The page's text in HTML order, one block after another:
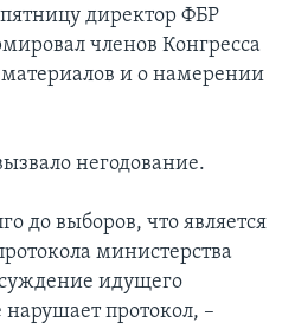
директор ФБР
членов Конгресса
и о намерении
негодование.
до выборов, что является
министерства
идущего
нарушает протокол, –